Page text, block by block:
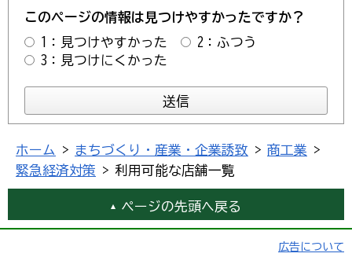
このページの情報は見つけやすかったですか？
1：見つけやすかった
2：ふつう
3：見つけにくかった
ホーム > まちづくり・産業・企業誘致 > 商工業 >
緊急経済対策 > 利用可能な店舗一覧
ページの先頭へ戻る
広告について